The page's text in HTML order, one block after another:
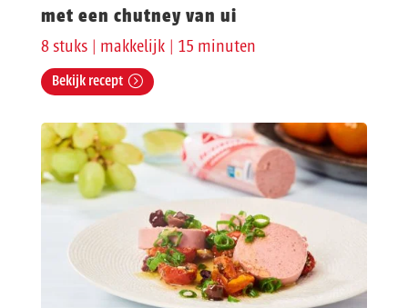
met een chutney van ui
8 stuks | makkelijk | 15 minuten
Bekijk recept